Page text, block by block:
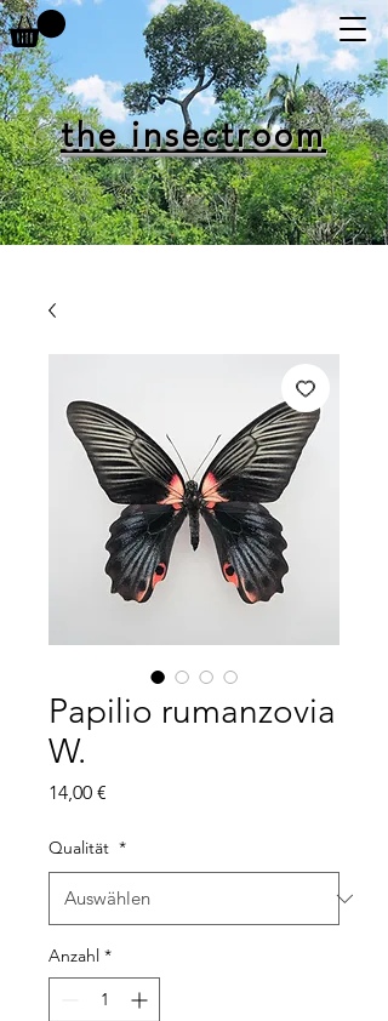
the insectroom
Papilio rumanzovia
W.
14,00 €
Qualität *
Anzahl *